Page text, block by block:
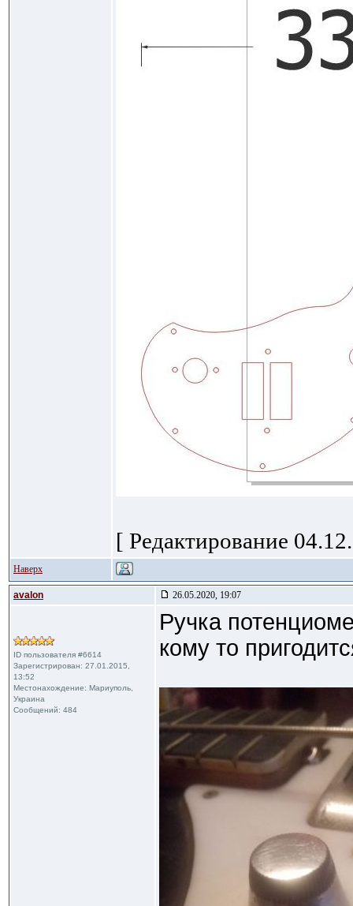
[ Редактирование
Наверх
avalon 26.05.2020, 19:07
ID пользователя #6614
Зарегистрирован: 27.01.2015,
13:52
Местонахождение: Мариуполь,
Украина
Сообщений: 484
Ручка
кому то